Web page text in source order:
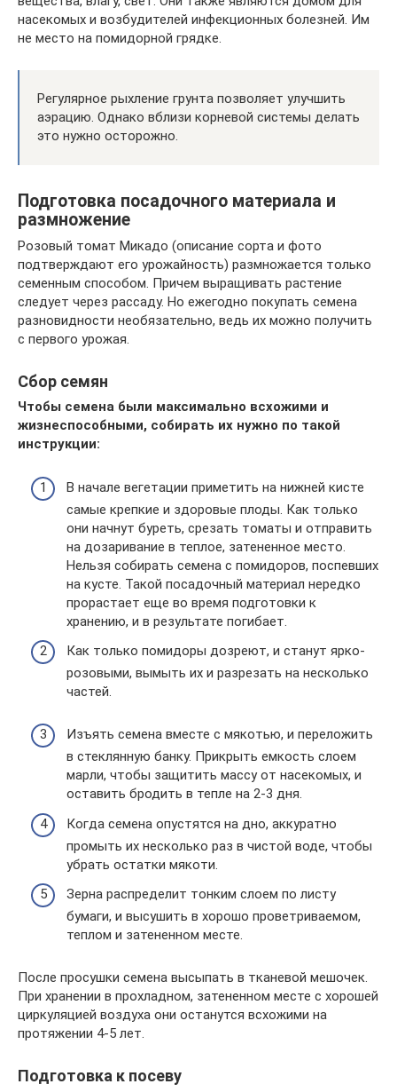
насекомых и возбудителей инфекционных болезней. Им
не место на помидорной грядке.
Регулярное рыхление грунта позволяет улучшить
аэрацию. Однако вблизи корневой системы делать
это нужно осторожно.
Подготовка посадочного материала и
размножение
Розовый томат Микадо (описание сорта и фото
подтверждают его урожайность) размножается только
семенным способом. Причем выращивать растение
следует через рассаду. Но ежегодно покупать семена
разновидности необязательно, ведь их можно получить
с первого урожая.
Сбор семян
Чтобы семена были максимально всхожими и
жизнеспособными, собирать их нужно по такой
инструкции:
В начале вегетации приметить на нижней кисте
самые крепкие и здоровые плоды. Как только
они начнут буреть, срезать томаты и отправить
на дозаривание в теплое, затененное место.
Нельзя собирать семена с помидоров, поспевших
на кусте. Такой посадочный материал нередко
прорастает еще во время подготовки к
хранению, и в результате погибает.
Как только помидоры дозреют, и станут ярко-
розовыми, вымыть их и разрезать на несколько
частей.
Изъять семена вместе с мякотью, и переложить
в стеклянную банку. Прикрыть емкость слоем
марли, чтобы защитить массу от насекомых, и
оставить бродить в тепле на 2-3 дня.
Когда семена опустятся на дно, аккуратно
промыть их несколько раз в чистой воде, чтобы
убрать остатки мякоти.
Зерна распределит тонким слоем по листу
бумаги, и высушить в хорошо проветриваемом,
теплом и затененном месте.
После просушки семена высыпать в тканевой мешочек.
При хранении в прохладном, затененном месте с хорошей
циркуляцией воздуха они останутся всхожими на
протяжении 4-5 лет.
Подготовка к посеву